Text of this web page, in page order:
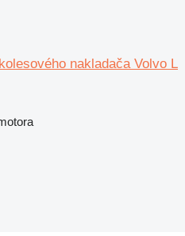
nakladača Volvo L